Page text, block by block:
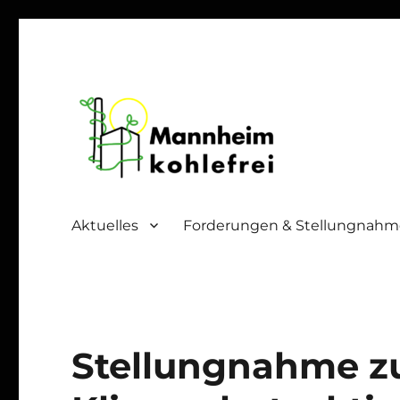
Aktuelles Forderungen &
Stellungnahme